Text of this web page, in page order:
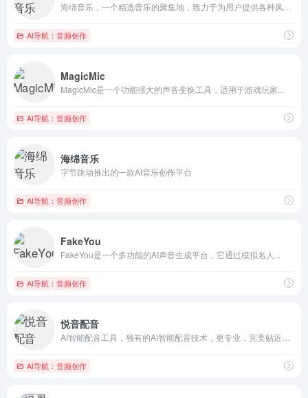
AI导航：音频创作
MagicMic
MagicMic是一个功能强大的声音变换工具，适用于游戏玩家...
AI导航：音频创作
海绵音乐
字节跳动推出的一款AI音乐创作平台
AI导航：音频创作
FakeYou
FakeYou是一个多功能的AI声音生成平台，它通过模拟名人...
AI导航：音频创作
悦音配音
AI导航：音频创作